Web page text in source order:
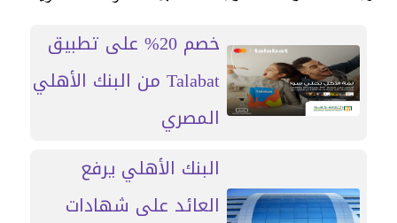
خصم 20% على تطبيق
Talabat من البنك الأهلي
المصري
البنك الأهلي يرفع
العائد على شهادات